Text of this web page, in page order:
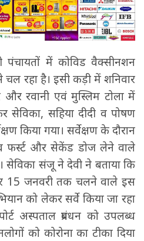
पंचायतों में कोविड वैक्सीनशन
चल रहा है। इसी कड़ी में शनिवार
और रवानी एवं मुस्लिम टोला में
सहिया दीदी व पोषण
किया गया। सर्वेक्षण के दौरान
फर्स्ट और सेकेंड डोज लेने वाले
सेविका संजू ने देवी ने बताया कि
15 जनवरी तक चलने वाले इस
को लेकर सर्वे किया जा रहा
अस्पताल प्रबंधन को उपलब्ध
को कोरोना का टीका दिया